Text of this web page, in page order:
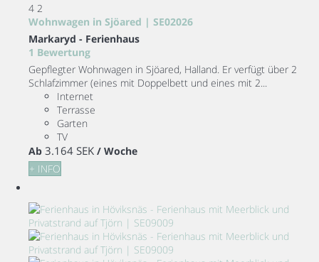
4 2
Wohnwagen in Sjöared | SE02026
Markaryd - Ferienhaus
1 Bewertung
Gepflegter Wohnwagen in Sjöared, Halland. Er verfügt über 2
Schlafzimmer (eines mit Doppelbett und eines mit 2...
Internet
Terrasse
Garten
TV
Ab 3.164 SEK / Woche
+ INFO